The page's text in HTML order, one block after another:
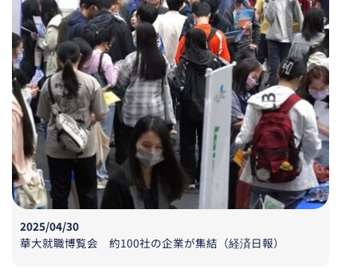
2025/04/30
華大就職博覧会 約100社の企業が集結（経済日報）